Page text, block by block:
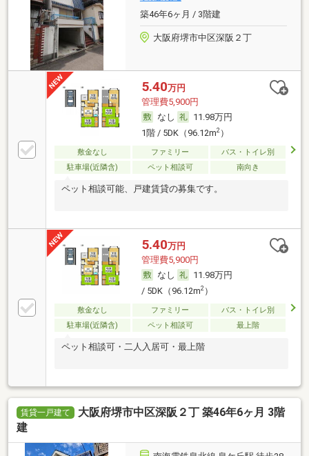
築46年6ヶ月 / 3階建
大阪府堺市中区深阪２丁
5.40万円
管理費5,900円
なし
11.98万円
1階 / 5DK（96.12m2）
敷金なし ファミリー
バス・トイレ別
駐車場(近隣含)
ペット相談可 南向き
ペット相談可能、戸建賃貸の募集です。
5.40万円
管理費5,900円
なし
11.98万円
/ 5DK（96.12m2）
敷金なし ファミリー
バス・トイレ別
駐車場(近隣含)
ペット相談可 最上階
ペット相談可・二人入居可・最上階
賃貸一戸建て
大阪府堺市中区深阪２丁 築46年6ヶ月 3階
建